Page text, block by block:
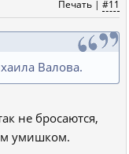
Печать | #11
Валова.
не бросаются,
умишком.